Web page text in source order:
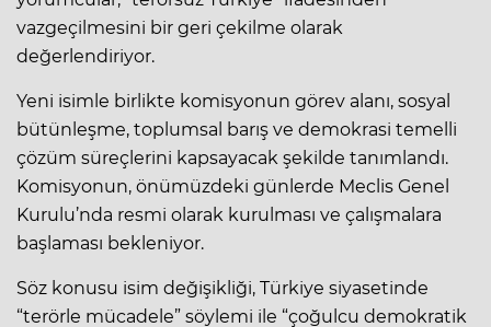
vazgeçilmesini bir geri çekilme olarak
değerlendiriyor.
Yeni isimle birlikte komisyonun görev alanı, sosyal
bütünleşme, toplumsal barış ve demokrasi temelli
çözüm süreçlerini kapsayacak şekilde tanımlandı.
Komisyonun, önümüzdeki günlerde Meclis Genel
Kurulu’nda resmi olarak kurulması ve çalışmalara
başlaması bekleniyor.
Söz konusu isim değişikliği, Türkiye siyasetinde
“terörle mücadele” söylemi ile “çoğulcu demokratik